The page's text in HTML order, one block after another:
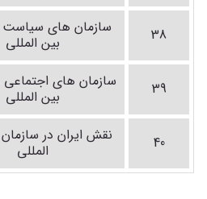
38
سازمان های سیاست
بین المللی
39
سازمان های
بین المللی
40
نقش ایران در
المللی